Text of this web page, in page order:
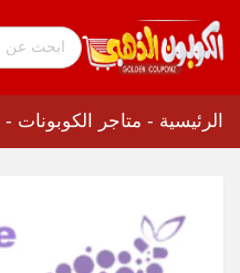
الرئيسية - متاجر الكوبونات -